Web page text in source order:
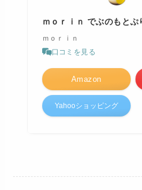
ｍｏｒｉｎ でぶのもとぷ
ｍｏｒｉｎ
口コミを見る
Amazon
Yahooショッピング